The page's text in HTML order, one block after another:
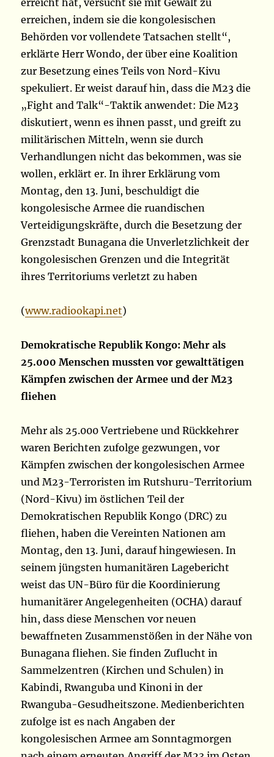
erreicht hat, versucht sie mit Gewalt zu
erreichen, indem sie die kongolesischen
Behörden vor vollendete Tatsachen stellt“,
erklärte Herr Wondo, der über eine Koalition
zur Besetzung eines Teils von Nord-Kivu
spekuliert. Er weist darauf hin, dass die M23 die
„Fight and Talk“-Taktik anwendet: Die M23
diskutiert, wenn es ihnen passt, und greift zu
militärischen Mitteln, wenn sie durch
Verhandlungen nicht das bekommen, was sie
wollen, erklärt er. In ihrer Erklärung vom
Montag, den 13. Juni, beschuldigt die
kongolesische Armee die ruandischen
Verteidigungskräfte, durch die Besetzung der
Grenzstadt Bunagana die Unverletzlichkeit der
kongolesischen Grenzen und die Integrität
ihres Territoriums verletzt zu haben
(www.radiookapi.net)
Demokratische Republik Kongo: Mehr als
25.000 Menschen mussten vor gewalttätigen
Kämpfen zwischen der Armee und der M23
fliehen
Mehr als 25.000 Vertriebene und Rückkehrer
waren Berichten zufolge gezwungen, vor
Kämpfen zwischen der kongolesischen Armee
und M23-Terroristen im Rutshuru-Territorium
(Nord-Kivu) im östlichen Teil der
Demokratischen Republik Kongo (DRC) zu
fliehen, haben die Vereinten Nationen am
Montag, den 13. Juni, darauf hingewiesen. In
seinem jüngsten humanitären Lagebericht
weist das UN-Büro für die Koordinierung
humanitärer Angelegenheiten (OCHA) darauf
hin, dass diese Menschen vor neuen
bewaffneten Zusammenstößen in der Nähe von
Bunagana fliehen. Sie finden Zuflucht in
Sammelzentren (Kirchen und Schulen) in
Kabindi, Rwanguba und Kinoni in der
Rwanguba-Gesudheitszone. Medienberichten
zufolge ist es nach Angaben der
kongolesischen Armee am Sonntagmorgen